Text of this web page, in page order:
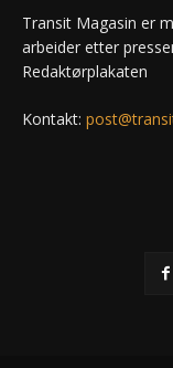
Transit Magasin er
arbeider etter
Redaktørplakaten
Kontakt: